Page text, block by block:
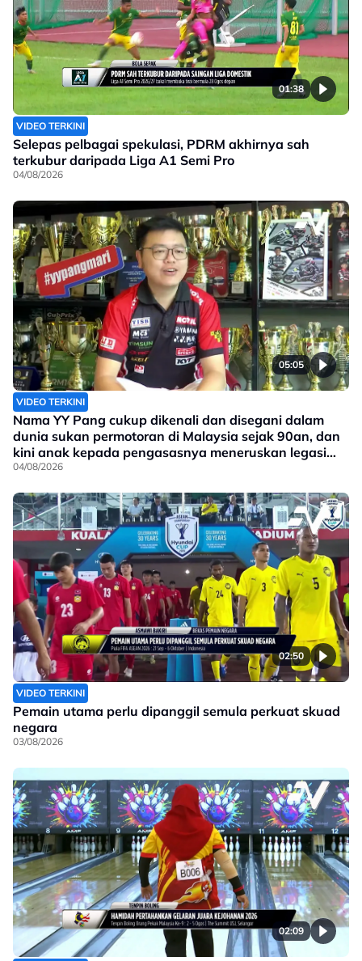
01:38
VIDEO TERKINI
Selepas pelbagai spekulasi, PDRM akhirnya sah
terkubur daripada Liga A1 Semi Pro
04/08/2026
05:05
VIDEO TERKINI
Nama YY Pang cukup dikenali dan disegani dalam
dunia sukan permotoran di Malaysia sejak 90an, dan
kini anak kepada pengasasnya meneruskan legasi
yang telah ditinggalkan
04/08/2026
02:50
VIDEO TERKINI
Pemain utama perlu dipanggil semula perkuat skuad
negara
03/08/2026
02:09